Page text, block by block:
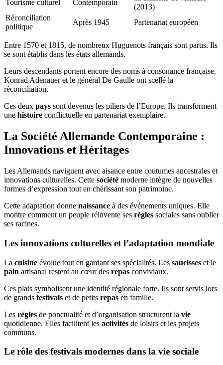
Tourisme culturel Contemporain
(2013)
Réconciliation
politique
Après 1945 Partenariat européen
Entre 1570 et 1815, de nombreux Huguenots français sont partis. Ils
se sont établis dans les états allemands.
Leurs descendants portent encore des noms à consonance française.
Konrad Adenauer et le général De Gaulle ont scellé la
réconciliation.
Ces deux pays sont devenus les piliers de l’Europe. Ils transforment
une histoire conflictuelle en partenariat exemplaire.
La Société Allemande Contemporaine :
Innovations et Héritages
Les Allemands naviguent avec aisance entre coutumes ancestrales et
innovations culturelles. Cette société moderne intègre de nouvelles
formes d’expression tout en chérissant son patrimoine.
Cette adaptation donne naissance à des événements uniques. Elle
montre comment un peuple réinvente ses règles sociales sans oublier
ses racines.
Les innovations culturelles et l’adaptation mondiale
La cuisine évolue tout en gardant ses spécialités. Les saucisses et le
pain artisanal restent au cœur des repas conviviaux.
Ces plats symbolisent une identité régionale forte. Ils sont servis lors
de grands festivals et de petits repas en famille.
Les règles de ponctualité et d’organisation structurent la vie
quotidienne. Elles facilitent les activités de loisirs et les projets
communs.
Le rôle des festivals modernes dans la vie sociale